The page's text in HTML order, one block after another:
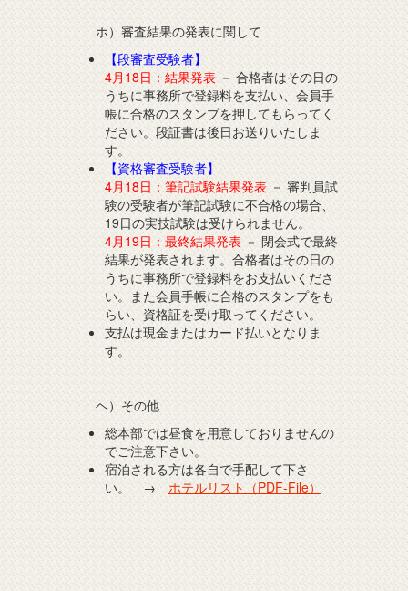
ホ）審査結果の発表に関して
【段審査受験者】
4月18日：結果発表 － 合格者はその日の
うちに事務所で登録料を支払い、会員手
帳に合格のスタンプを押してもらってく
ださい。段証書は後日お送りいたしま
す。
【資格審査受験者】
4月18日：筆記試験結果発表－ 審判員試
験の受験者が筆記試験に不合格の場合、
19日の実技試験は受けられません。
4月19日：最終結果発表－ 閉会式で最終
結果が発表されます。合格者はその日の
うちに事務所で登録料をお支払いくださ
い。また会員手帳に合格のスタンプをも
らい、資格証を受け取ってください。
支払は現金またはカード払いとなりま
す。
ヘ）その他
総本部では昼食を用意しておりませんの
でご注意下さい。
宿泊される方は各自で手配して下さ
い。 → ホテルリスト（PDF-File）